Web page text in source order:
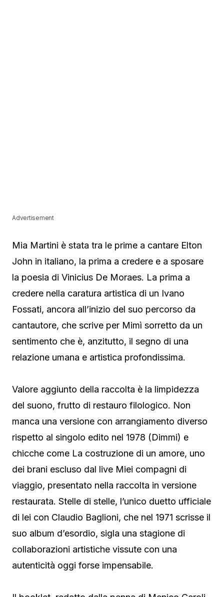
Advertisement
Mia Martini è stata tra le prime a cantare Elton
John in italiano, la prima a credere e a sposare
la poesia di Vinicius De Moraes. La prima a
credere nella caratura artistica di un Ivano
Fossati, ancora all’inizio del suo percorso da
cantautore, che scrive per Mimì sorretto da un
sentimento che è, anzitutto, il segno di una
relazione umana e artistica profondissima.
Valore aggiunto della raccolta è la limpidezza
del suono, frutto di restauro filologico. Non
manca una versione con arrangiamento diverso
rispetto al singolo edito nel 1978 (Dimmi) e
chicche come La costruzione di un amore, uno
dei brani escluso dal live Miei compagni di
viaggio, presentato nella raccolta in versione
restaurata. Stelle di stelle, l’unico duetto ufficiale
di lei con Claudio Baglioni, che nel 1971 scrisse il
suo album d’esordio, sigla una stagione di
collaborazioni artistiche vissute con una
autenticità oggi forse impensabile.